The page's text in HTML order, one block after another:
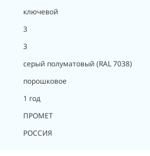
ключевой
3
3
серый полуматовый (RAL 7038)
порошковое
1 год
ПРОМЕТ
РОССИЯ